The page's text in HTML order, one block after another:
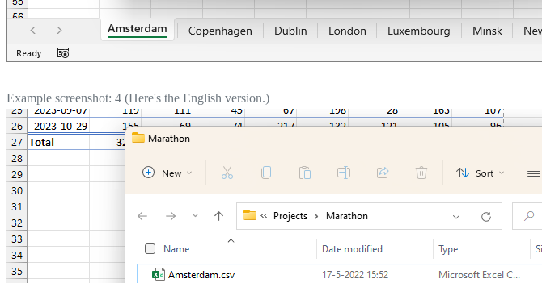
Example screenshot: 4 (Here's the English version.)